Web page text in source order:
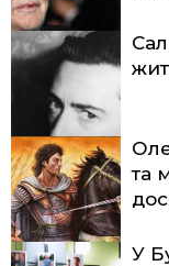
та
У